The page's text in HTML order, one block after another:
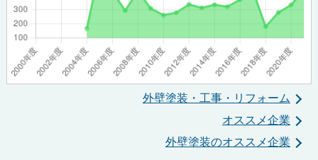
外壁塗装・工事・リフォーム
オススメ企業
外壁塗装のオススメ企業